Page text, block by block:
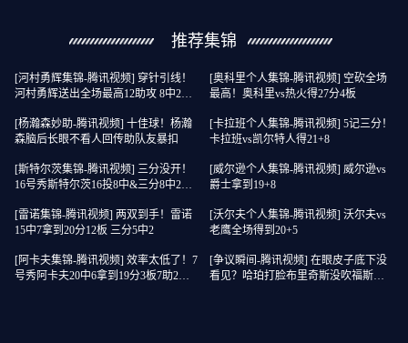
推荐集锦
[河村勇辉集锦-腾讯视频] 穿针引线！
河村勇辉送出全场最高12助攻 8中2拿
[奥科里个人集锦-腾讯视频] 空砍全场
最高！奥科里vs热火得27分4板
[杨瀚森妙助-腾讯视频] 十佳球！杨瀚
森脑后长眼不看人回传助队友暴扣
[卡拉班个人集锦-腾讯视频] 5记三分！
卡拉班vs凯尔特人得21+8
[斯特尔茨集锦-腾讯视频] 三分没开！
16号秀斯特尔茨16投8中&三分8中2得
[威尔逊个人集锦-腾讯视频] 威尔逊vs
爵士拿到19+8
[雷诺集锦-腾讯视频] 两双到手！雷诺
15中7拿到20分12板 三分5中2
[沃尔夫个人集锦-腾讯视频] 沃尔夫vs
老鹰全场得到20+5
[阿卡夫集锦-腾讯视频] 效率太低了！7
号秀阿卡夫20中6拿到19分3板7助2断1
[争议瞬间-腾讯视频] 在眼皮子底下没
看见？哈珀打脸布里奇斯没吹福斯特